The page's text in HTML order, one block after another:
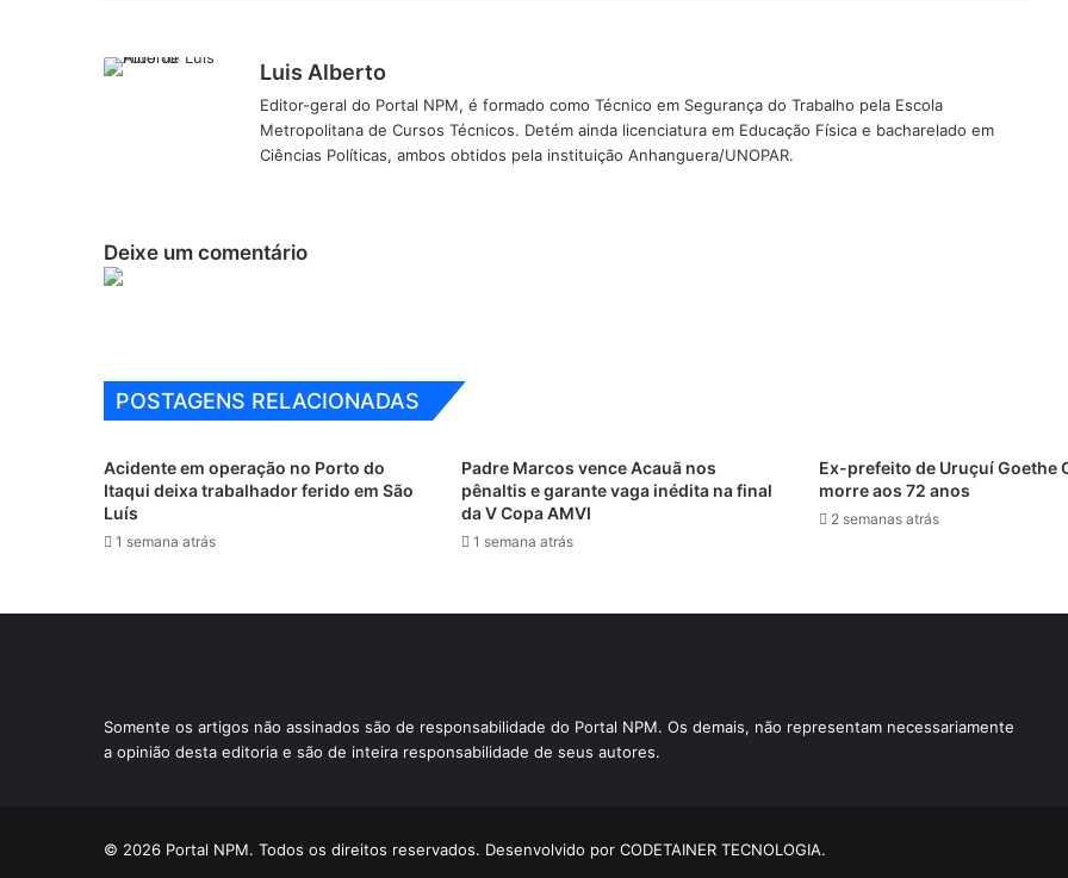
Luis Alberto
Editor-geral do Portal NPM, é formado como Técnico em Segurança do Trabalho pela Escola
Metropolitana de Cursos Técnicos. Detém ainda licenciatura em Educação Física e bacharelado em
Ciências Políticas, ambos obtidos pela instituição Anhanguera/UNOPAR.
Deixe um comentário
POSTAGENS RELACIONADAS
Acidente em operação no Porto do
Itaqui deixa trabalhador ferido em São
Luís
1 semana atrás
Padre Marcos vence Acauã nos
pênaltis e garante vaga inédita na final
da V Copa AMVI
1 semana atrás
Ex-prefeito de Uruçuí Goethe
morre aos 72 anos
2 semanas atrás
Somente os artigos não assinados são de responsabilidade do Portal NPM. Os demais, não representam necessariamente
a opinião desta editoria e são de inteira responsabilidade de seus autores.
© 2026 Portal NPM. Todos os direitos reservados. Desenvolvido por CODETAINER TECNOLOGIA.